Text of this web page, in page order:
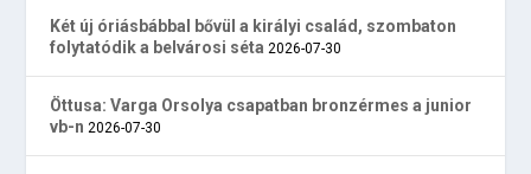
Két új óriásbábbal bővül a királyi család, szombaton
folytatódik a belvárosi séta 2026-07-30
Öttusa: Varga Orsolya csapatban bronzérmes a junior
vb-n 2026-07-30